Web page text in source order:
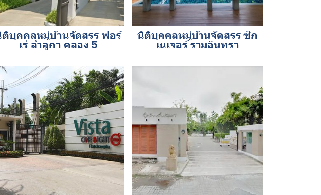
ติบุคคลหมู่บ้านจัดสรร ฟอร์
เร่ ลำลูกา คลอง 5
นิติบุคคลหมู่บ้านจัดสรร ซิก
เนเจอร์ รามอินทรา